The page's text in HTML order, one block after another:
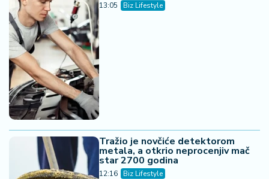
13:05 Biz Lifestyle
Tražio je novčiće detektorom
metala, a otkrio neprocenjiv mač
star 2700 godina
12:16 Biz Lifestyle